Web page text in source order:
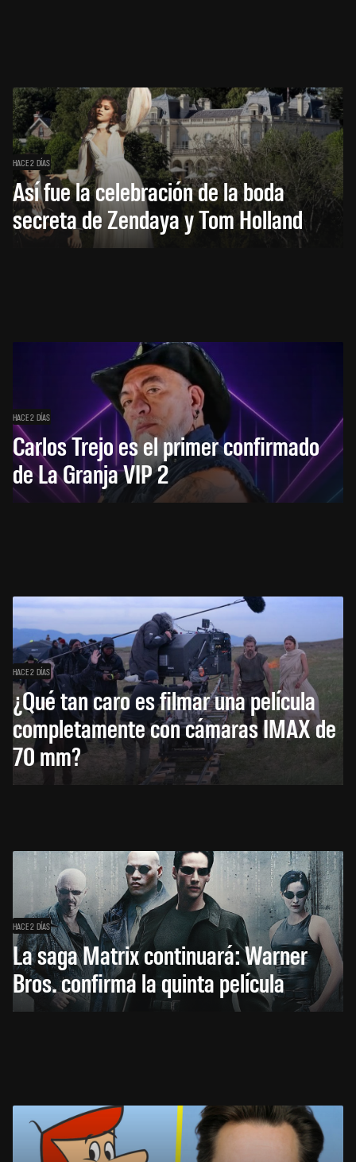
HACE 2 DÍAS
Así fue la celebración de la boda
secreta de Zendaya y Tom Holland
HACE 2 DÍAS
Carlos Trejo es el primer confirmado
de La Granja VIP 2
HACE 2 DÍAS
¿Qué tan caro es filmar una película
completamente con cámaras IMAX de
70 mm?
HACE 2 DÍAS
La saga Matrix continuará: Warner
Bros. confirma la quinta película